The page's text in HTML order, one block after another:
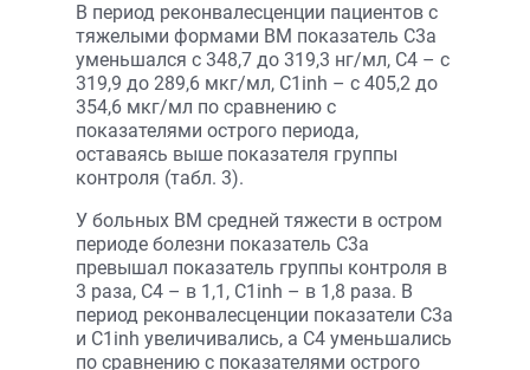
В период реконвалесценции пациентов с
тяжелыми формами ВМ показатель С3а
уменьшался с 348,7 до 319,3 нг/мл, С4 – с
319,9 до 289,6 мкг/мл, С1inh – с 405,2 до
354,6 мкг/мл по сравнению с
показателями острого периода,
оставаясь выше показателя группы
контроля (табл. 3).
У больных ВМ средней тяжести в остром
периоде болезни показатель С3а
превышал показатель группы контроля в
3 раза, С4 – в 1,1, С1inh – в 1,8 раза. В
период реконвалесценции показатели С3а
и С1inh увеличивались, а С4 уменьшались
по сравнению с показателями острого